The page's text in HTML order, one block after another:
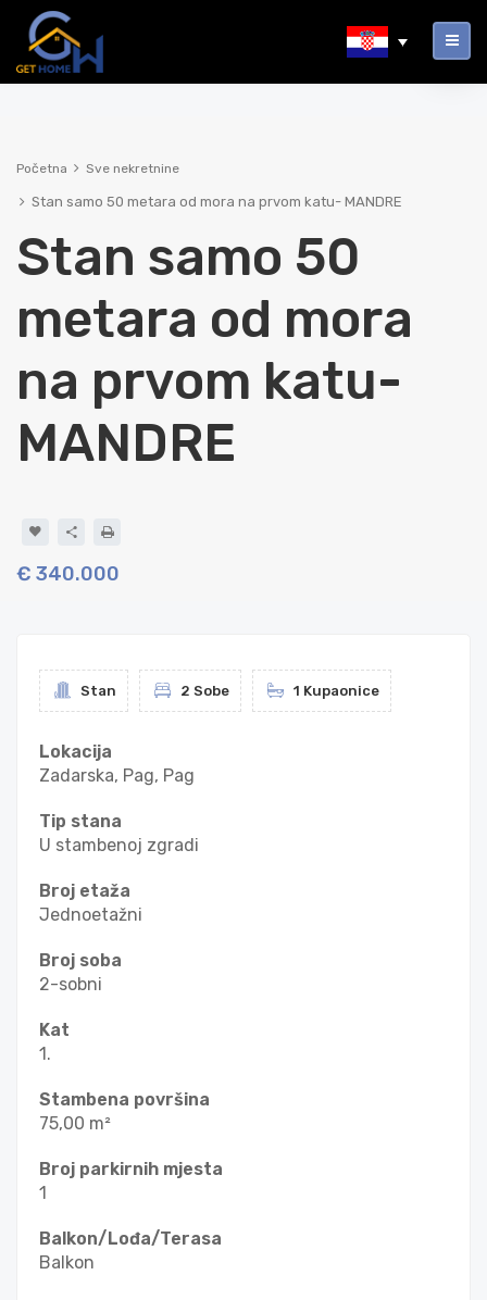
Početna Sve nekretnine
Stan samo 50 metara od mora na prvom katu- MANDRE
Stan samo 50
metara od mora
na prvom katu-
MANDRE
€ 340.000
Stan 2 Sobe 1 Kupaonice
Lokacija
Zadarska, Pag, Pag
Tip stana
U stambenoj zgradi
Broj etaža
Jednoetažni
Broj soba
2-sobni
Kat
1.
Stambena površina
75,00 m²
Broj parkirnih mjesta
1
Balkon/Lođa/Terasa
Balkon